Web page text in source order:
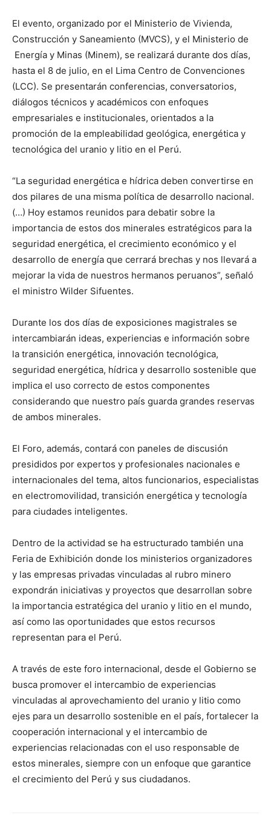
El evento, organizado por el Ministerio de Vivienda,
Construcción y Saneamiento (MVCS), y el Ministerio de
Energía y Minas (Minem), se realizará durante dos días,
hasta el 8 de julio, en el Lima Centro de Convenciones
(LCC). Se presentarán conferencias, conversatorios,
diálogos técnicos y académicos con enfoques
empresariales e institucionales, orientados a la
promoción de la empleabilidad geológica, energética y
tecnológica del uranio y litio en el Perú.
“La seguridad energética e hídrica deben convertirse en
dos pilares de una misma política de desarrollo nacional.
(…) Hoy estamos reunidos para debatir sobre la
importancia de estos dos minerales estratégicos para la
seguridad energética, el crecimiento económico y el
desarrollo de energía que cerrará brechas y nos llevará a
mejorar la vida de nuestros hermanos peruanos”, señaló
el ministro Wilder Sifuentes.
Durante los dos días de exposiciones magistrales se
intercambiarán ideas, experiencias e información sobre
la transición energética, innovación tecnológica,
seguridad energética, hídrica y desarrollo sostenible que
implica el uso correcto de estos componentes
considerando que nuestro país guarda grandes reservas
de ambos minerales.
El Foro, además, contará con paneles de discusión
presididos por expertos y profesionales nacionales e
internacionales del tema, altos funcionarios, especialistas
en electromovilidad, transición energética y tecnología
para ciudades inteligentes.
Dentro de la actividad se ha estructurado también una
Feria de Exhibición donde los ministerios organizadores
y las empresas privadas vinculadas al rubro minero
expondrán iniciativas y proyectos que desarrollan sobre
la importancia estratégica del uranio y litio en el mundo,
así como las oportunidades que estos recursos
representan para el Perú.
A través de este foro internacional, desde el Gobierno se
busca promover el intercambio de experiencias
vinculadas al aprovechamiento del uranio y litio como
ejes para un desarrollo sostenible en el país, fortalecer la
cooperación internacional y el intercambio de
experiencias relacionadas con el uso responsable de
estos minerales, siempre con un enfoque que garantice
el crecimiento del Perú y sus ciudadanos.